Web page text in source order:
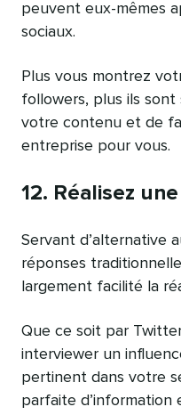
peuvent eux-mêmes
sociaux.
Plus vous montrez
followers, plus ils
votre contenu et de
entreprise pour vous.
12. Réalisez
Servant d’alternative
réponses
largement facilité la
Que ce soit par
interviewer un
pertinent dans votre
parfaite d’information